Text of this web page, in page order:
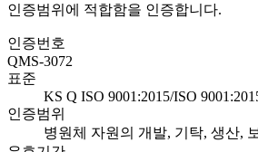
인증범위에 적합함을 인증합니다.
인증번호
QMS-3072
표준
KS Q ISO 9001:2015/ISO
인증범위
병원체 자원의 개발, 기탁, 생산,